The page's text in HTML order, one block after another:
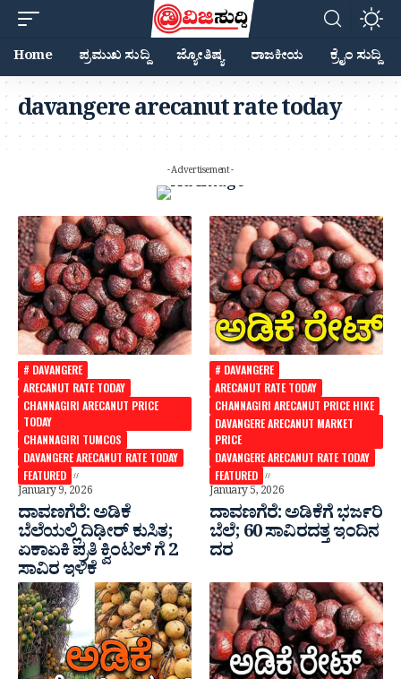
Home ಪ್ರಮುಖ ಸುದ್ದಿ ಜ್ಯೋತಿಷ್ಯ ರಾಜಕೀಯ ಕ್ರೈಂ ಸುದ್ದಿ
davangere arecanut rate today
- Advertisement -
# DAVANGERE
ARECANUT RATE TODAY
CHANNAGIRI ARECANUT PRICE
TODAY
CHANNAGIRI TUMCOS
DAVANGERE ARECANUT RATE TODAY
FEATURED
January 9, 2026
ದಾವಣಗೆರೆ: ಅಡಿಕೆ
ಬೆಲೆಯಲ್ಲಿ ದಿಢೀರ್ ‌ಕುಸಿತ;
ಏಕಾಏಕಿ ಪ್ರತಿ ಕ್ವಿಂಟಲ್ ಗೆ 2
ಸಾವಿರ ಇಳಿಕೆ
# DAVANGERE
ARECANUT RATE TODAY
CHANNAGIRI ARECANUT PRICE HIKE
DAVANGERE ARECANUT MARKET
PRICE
DAVANGERE ARECANUT RATE TODAY
FEATURED
January 5, 2026
ದಾವಣಗೆರೆ: ಅಡಿಕೆಗೆ ಭರ್ಜರಿ
ಬೆಲೆ; 60 ಸಾವಿರದತ್ತ ಇಂದಿನ
ದರ